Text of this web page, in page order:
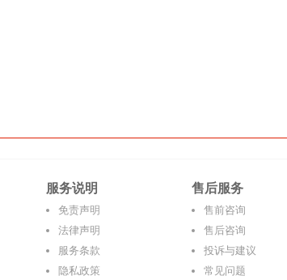
服务说明
免责声明
法律声明
服务条款
隐私政策
售后服务
售前咨询
售后咨询
投诉与建议
常见问题